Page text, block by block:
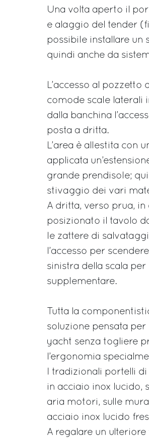
Una volta aperto il
e alaggio del tender
possibile installare un
quindi anche da
L’accesso al
comode scale laterali
dalla banchina
posta a dritta.
L’area è allestita con
applicata
grande prendisole;
stivaggio dei vari
A dritta, verso prua,
posizionato il tavolo
le zattere di
l’accesso per
sinistra della scala
supplementare.
Tutta la
soluzione pensata
yacht senza togliere
l’ergonomia
I tradizionali portelli
in acciaio inox lucido,
aria motori, sulle
acciaio inox lucido
A regalare un